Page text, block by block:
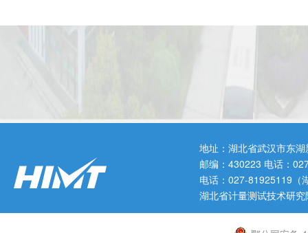
地址：湖北省武汉市东
邮编：430223 电话：
电话：027-81925119（
湖北省计量测试技术研